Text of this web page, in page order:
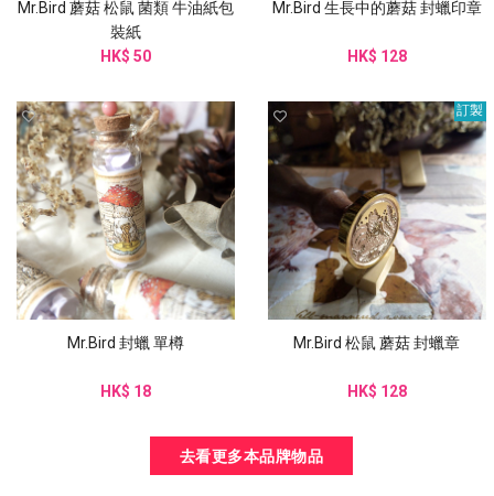
Mr.Bird 蘑菇 松鼠 菌類 牛油紙包
裝紙
HK$ 50
Mr.Bird 生長中的蘑菇 封蠟印章
HK$ 128
Mr.Bird 封蠟 單樽
HK$ 18
訂製
Mr.Bird 松鼠 蘑菇 封蠟章
HK$ 128
去看更多本品牌物品